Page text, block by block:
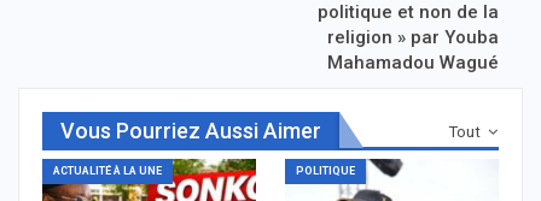
politique et non de la
religion » par Youba
Mahamadou Wagué
Tout
Vous Pourriez Aussi Aimer
ACTUALITÉ À LA UNE POLITIQUE